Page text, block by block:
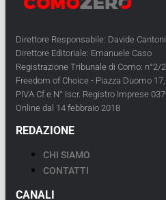
Direttore Responsabile: Davide Cantoni
Direttore Editoriale: Emanuele Caso
Registrazione Tribunale di Como: n°2/
Freedom of Choice - Piazza Duomo
PIVA Cf e N° Iscr. Registro Imprese
Online dal 14 febbraio 2018
REDAZIONE
CHI SIAMO
CONTATTI
CANALI